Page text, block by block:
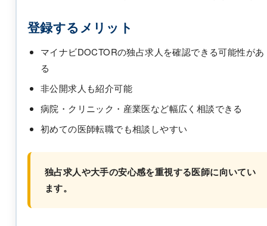
登録するメリット
マイナビDOCTORの独占求人を確認できる可能性があ
る
非公開求人も紹介可能
病院・クリニック・産業医など幅広く相談できる
初めての医師転職でも相談しやすい
独占求人や大手の安心感を重視する医師に向いてい
ます。